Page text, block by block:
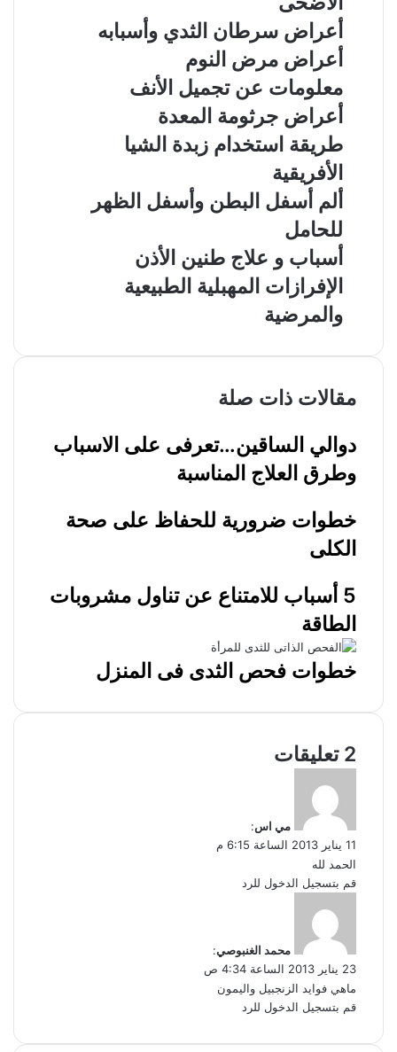
أعراض سرطان الثدي وأسبابه
أعراض مرض النوم
معلومات عن تجميل الأنف
أعراض جرثومة المعدة
طريقة استخدام زبدة الشيا
الأفريقية
ألم أسفل البطن وأسفل الظهر
للحامل
أسباب و علاج طنين الأذن
الإفرازات المهبلية الطبيعية
والمرضية
مقالات ذات صلة
دوالي الساقين…تعرفى على الاسباب
وطرق العلاج المناسبة
خطوات ضرورية للحفاظ على صحة
الكلى
5 أسباب للامتناع عن تناول مشروبات
الطاقة
خطوات فحص الثدى فى المنزل
‫2 تعليقات
ل
مي اس:
11 يناير 2013 الساعة 6:15 م
الحمد لله
قم بتسجيل الدخول للرد
ل
محمد الغنبوصي:
23 يناير 2013 الساعة 4:34 ص
ماهي فوايد الزنجبيل واليمون
قم بتسجيل الدخول للرد